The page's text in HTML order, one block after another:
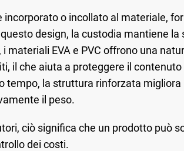
incorporato o incollato al materiale,
design, la custodia mantiene
materiali EVA e PVC offrono una
il che aiuta a proteggere il
tempo, la struttura rinforzata
il peso.
ciò significa che un prodotto può
dei costi.